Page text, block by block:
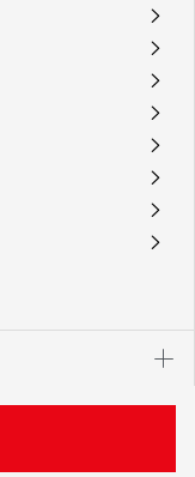
A
A
A
A
A
A
A
A